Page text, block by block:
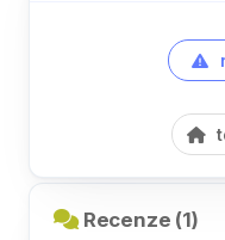
Recenze (1)